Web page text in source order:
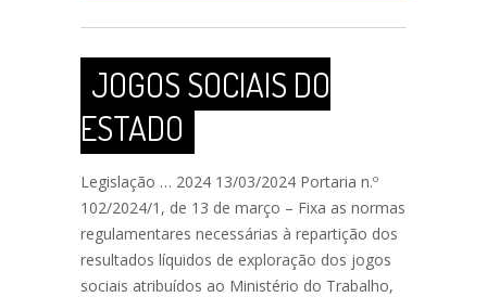
JOGOS SOCIAIS DO
ESTADO
Legislação … 2024 13/03/2024 Portaria n.º
102/2024/1, de 13 de março – Fixa as normas
regulamentares necessárias à repartição dos
resultados líquidos de exploração dos jogos
sociais atribuídos ao Ministério do Trabalho,